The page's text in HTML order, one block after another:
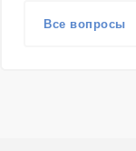
Все вопросы